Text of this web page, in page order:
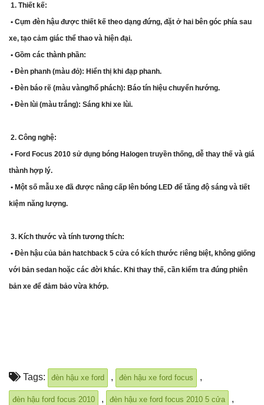
1. Thiết kế:
• Cụm đèn hậu được thiết kế theo dạng đứng, đặt ở hai bên góc phía sau
xe, tạo cảm giác thể thao và hiện đại.
• Gồm các thành phần:
• Đèn phanh (màu đỏ): Hiển thị khi đạp phanh.
• Đèn báo rẽ (màu vàng/hổ phách): Báo tín hiệu chuyển hướng.
• Đèn lùi (màu trắng): Sáng khi xe lùi.
2. Công nghệ:
• Ford Focus 2010 sử dụng bóng Halogen truyền thống, dễ thay thế và giá
thành hợp lý.
• Một số mẫu xe đã được nâng cấp lên bóng LED để tăng độ sáng và tiết
kiệm năng lượng.
3. Kích thước và tính tương thích:
• Đèn hậu của bản hatchback 5 cửa có kích thước riêng biệt, không giống
với bản sedan hoặc các đời khác. Khi thay thế, cần kiểm tra đúng phiên
bản xe để đảm bảo vừa khớp.
Tags: đèn hậu xe ford , đèn hậu xe ford focus ,
đèn hậu ford focus 2010 , đèn hậu xe ford focus 2010 5 cửa ,